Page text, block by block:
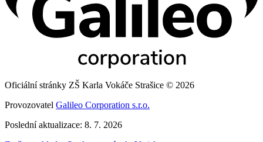
Oficiální stránky ZŠ Karla Vokáče Strašice © 2026
Provozovatel Galileo Corporation s.r.o.
Poslední aktualizace: 8. 7. 2026